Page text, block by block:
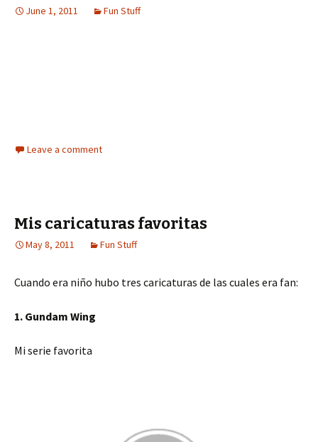
June 1, 2011 Fun Stuff
Leave a comment
Mis caricaturas favoritas
May 8, 2011 Fun Stuff
Cuando era niño hubo tres caricaturas de las cuales era fan:
1. Gundam Wing
Mi serie favorita